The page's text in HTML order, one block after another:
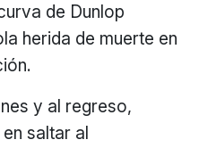
de Dunlop
herida de muerte en
y al regreso,
saltar al